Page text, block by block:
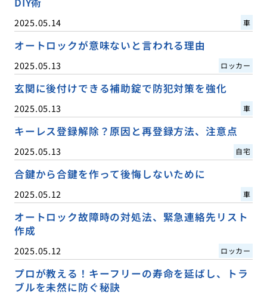
2025.05.14 車
オートロックが意味ないと言われる理由
2025.05.13 ロッカー
玄関に後付けできる補助錠で防犯対策を強化
2025.05.13 車
キーレス登録解除？原因と再登録方法、注意点
2025.05.13 自宅
合鍵から合鍵を作って後悔しないために
2025.05.12 車
オートロック故障時の対処法、緊急連絡先リスト
作成
2025.05.12 ロッカー
プロが教える！キーフリーの寿命を延ばし、トラ
ブルを未然に防ぐ秘訣